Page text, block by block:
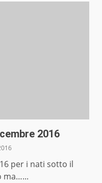
2016
per i nati sotto il
ma…...